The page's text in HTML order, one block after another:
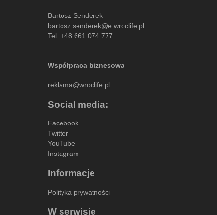
Bartosz Senderek
bartosz.senderek@e.wroclife.pl
Tel: +48 661 074 777
Współpraca biznesowa
reklama@wroclife.pl
Social media:
Facebook
Twitter
YouTube
Instagram
Informacje
Polityka prywatności
W serwisie